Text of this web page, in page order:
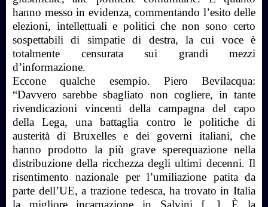
hanno messo in evidenza, commentando l’esito delle
elezioni, intellettuali e politici che non sono certo
sospettabili di simpatie di destra, la cui voce è
totalmente censurata sui grandi mezzi
d’informazione.
Eccone qualche esempio. Piero Bevilacqua:
“Davvero sarebbe sbagliato non cogliere, in tante
rivendicazioni vincenti della campagna del capo
della Lega, una battaglia contro le politiche di
austerità di Bruxelles e dei governi italiani, che
hanno prodotto la più grave sperequazione nella
distribuzione della ricchezza degli ultimi decenni. Il
risentimento nazionale per l’umiliazione patita da
parte dell’UE, a trazione tedesca, ha trovato in Italia
la migliore incarnazione in Salvini […]. È la